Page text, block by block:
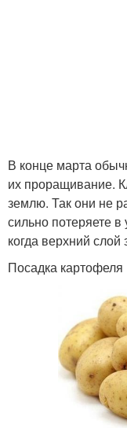
В конце марта
их проращивание.
землю. Так они не
сильно потеряете
когда верхний
Посадка картофеля